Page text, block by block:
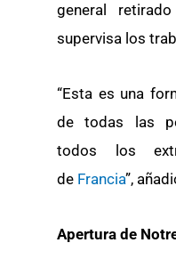
general
supervisa los
“Esta es una
de todas las
todos los
de Francia”,
Apertura de